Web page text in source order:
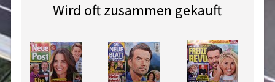
Wird oft zusammen gekauft